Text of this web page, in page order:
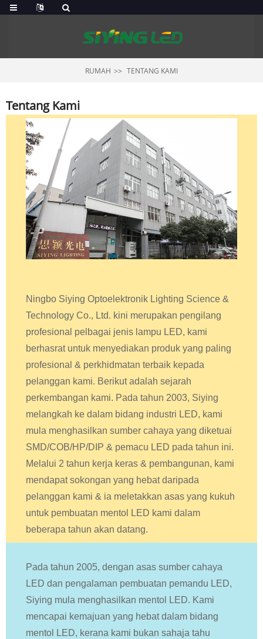
RUMAH TENTANG KAMI
Tentang Kami
Ningbo Siying Optoelektronik Lighting Science &
Technology Co., Ltd. kini merupakan pengilang
profesional pelbagai jenis lampu LED, kami
berhasrat untuk menyediakan produk yang paling
profesional & perkhidmatan terbaik kepada
pelanggan kami. Berikut adalah sejarah
perkembangan kami. Pada tahun 2003, Siying
melangkah ke dalam bidang industri LED, kami
mula menghasilkan sumber cahaya yang diketuai
SMD/COB/HP/DIP & pemacu LED pada tahun ini.
Melalui 2 tahun kerja keras & pembangunan, kami
mendapat sokongan yang hebat daripada
pelanggan kami & ia meletakkan asas yang kukuh
untuk pembuatan mentol LED kami dalam
beberapa tahun akan datang.
Pada tahun 2005, dengan asas sumber cahaya
LED dan pengalaman pembuatan pemandu LED,
Siying mula menghasilkan mentol LED. Kami
mencapai kemajuan yang hebat dalam bidang
mentol LED, kerana kami bukan sahaja tahu